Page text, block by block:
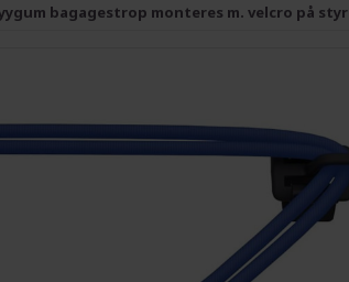
bagagestrop monteres m. velcro på styr